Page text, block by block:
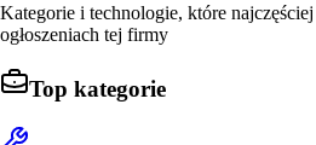
Kategorie i technologie, które
ogłoszeniach tej firmy
Top kategorie